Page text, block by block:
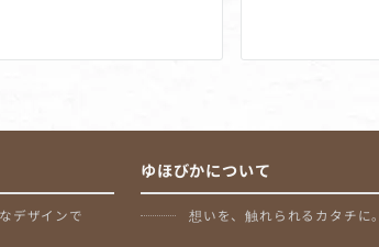
デザインで
ゆほびかについて
想いを、触れられるカタチに。